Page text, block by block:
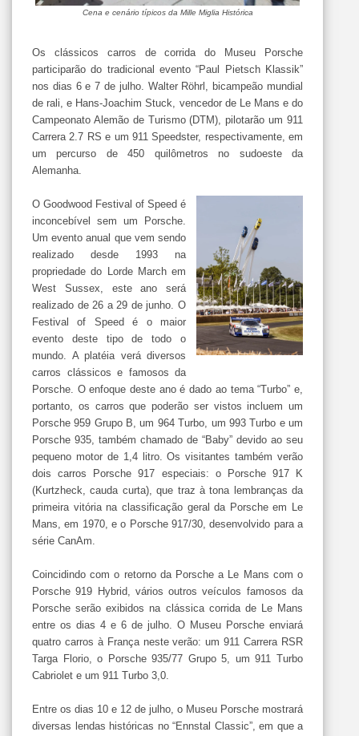
Cena e cenário típicos da Mille Miglia Histórica
Os clássicos carros de corrida do Museu Porsche
participarão do tradicional evento “Paul Pietsch Klassik”
nos dias 6 e 7 de julho. Walter Röhrl, bicampeão mundial
de rali, e Hans-Joachim Stuck, vencedor de Le Mans e do
Campeonato Alemão de Turismo (DTM), pilotarão um 911
Carrera 2.7 RS e um 911 Speedster, respectivamente, em
um percurso de 450 quilômetros no sudoeste da
Alemanha.
O Goodwood Festival of Speed é
inconcebível sem um Porsche.
Um evento anual que vem sendo
realizado desde 1993 na
propriedade do Lorde March em
West Sussex, este ano será
realizado de 26 a 29 de junho. O
Festival of Speed é o maior
evento deste tipo de todo o
mundo. A platéia verá diversos
carros clássicos e famosos da
Porsche. O enfoque deste ano é dado ao tema “Turbo” e,
portanto, os carros que poderão ser vistos incluem um
Porsche 959 Grupo B, um 964 Turbo, um 993 Turbo e um
Porsche 935, também chamado de “Baby” devido ao seu
pequeno motor de 1,4 litro. Os visitantes também verão
dois carros Porsche 917 especiais: o Porsche 917 K
(Kurtzheck, cauda curta), que traz à tona lembranças da
primeira vitória na classificação geral da Porsche em Le
Mans, em 1970, e o Porsche 917/30, desenvolvido para a
série CanAm.
Coincidindo com o retorno da Porsche a Le Mans com o
Porsche 919 Hybrid, vários outros veículos famosos da
Porsche serão exibidos na clássica corrida de Le Mans
entre os dias 4 e 6 de julho. O Museu Porsche enviará
quatro carros à França neste verão: um 911 Carrera RSR
Targa Florio, o Porsche 935/77 Grupo 5, um 911 Turbo
Cabriolet e um 911 Turbo 3,0.
Entre os dias 10 e 12 de julho, o Museu Porsche mostrará
diversas lendas históricas no “Ennstal Classic”, em que a